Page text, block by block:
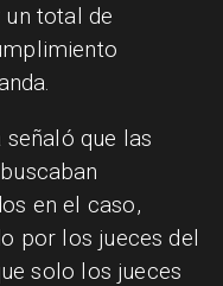
total de
que las
en el caso,
por los jueces del
solo los jueces